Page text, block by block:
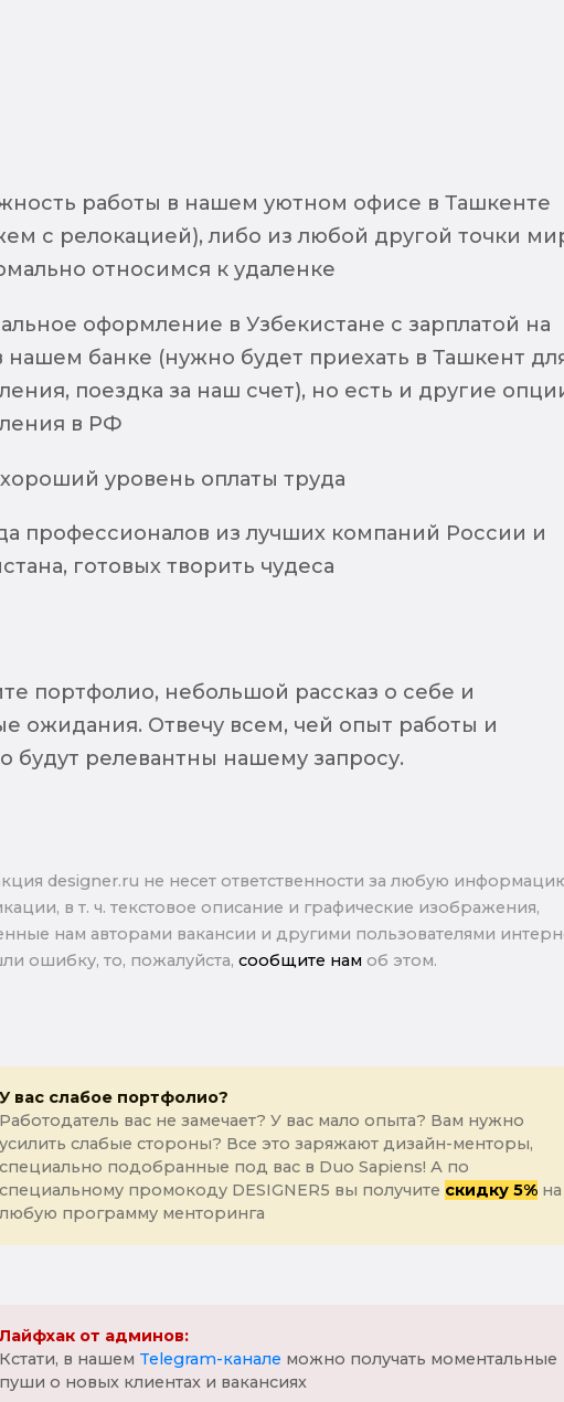
работы в нашем уютном офисе в Ташкенте
с релокацией), либо из любой другой точки
относимся к удаленке
оформление в Узбекистане с зарплатой на
нашем банке (нужно будет приехать в Ташкент
поездка за наш счет), но есть и другие
в РФ
уровень оплаты труда
профессионалов из лучших компаний России и
готовых творить чудеса
портфолио, небольшой рассказ о себе и
ожидания. Отвечу всем, чей опыт работы и
будут релевантны нашему запросу.⁠
designer.ru не несет ответственности за любую
в т. ч. текстовое описание и графические изображения,
нам авторами вакансии и другими пользователями
ошибку, то, пожалуйста, сообщите нам об этом.
У вас слабое портфолио?
Работодатель вас не замечает? У вас мало опыта? Вам нужно
усилить слабые стороны? Все это заряжают дизайн-менторы,
специально подобранные под вас в Duo Sapiens! А по
специальному промокоду DESIGNER5 вы получите скидку 5%на
любую программу менторинга
от админов:
Кстати, в нашем Telegram-канале можно получать моментальные
пуши о новых клиентах и вакансиях